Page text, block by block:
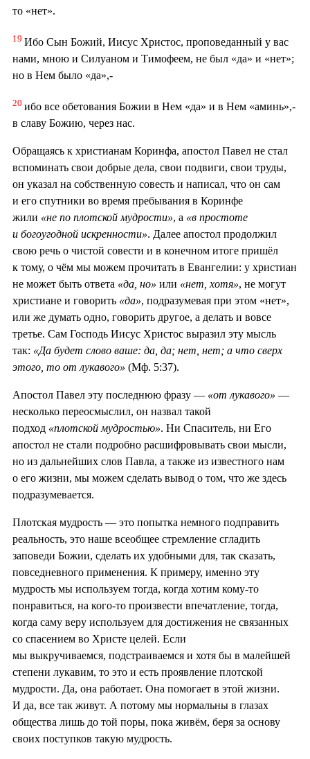
то «нет».
19 Ибо Сын Божий, Иисус Христос, проповеданный у вас
нами, мною и Силуаном и Тимофеем, не был «да» и «нет»;
но в Нем было «да»,-
20 ибо все обетования Божии в Нем «да» и в Нем «аминь»,-
в славу Божию, через нас.
Обращаясь к христианам Коринфа, апостол Павел не стал
вспоминать свои добрые дела, свои подвиги, свои труды,
он указал на собственную совесть и написал, что он сам
и его спутники во время пребывания в Коринфе
жили «не по плотской мудрости», а «в простоте
и богоугодной искренности». Далее апостол продолжил
свою речь о чистой совести и в конечном итоге пришёл
к тому, о чём мы можем прочитать в Евангелии: у христиан
не может быть ответа «да, но» или «нет, хотя», не могут
христиане и говорить «да», подразумевая при этом «нет»,
или же думать одно, говорить другое, а делать и вовсе
третье. Сам Господь Иисус Христос выразил эту мысль
так: «Да будет слово ваше: да, да; нет, нет; а что сверх
этого, то от лукавого» (Мф. 5:37).
Апостол Павел эту последнюю фразу — «от лукавого» —
несколько переосмыслил, он назвал такой
подход «плотской мудростью». Ни Спаситель, ни Его
апостол не стали подробно расшифровывать свои мысли,
но из дальнейших слов Павла, а также из известного нам
о его жизни, мы можем сделать вывод о том, что же здесь
подразумевается.
Плотская мудрость — это попытка немного подправить
реальность, это наше всеобщее стремление сгладить
заповеди Божии, сделать их удобными для, так сказать,
повседневного применения. К примеру, именно эту
мудрость мы используем тогда, когда хотим кому-то
понравиться, на кого-то произвести впечатление, тогда,
когда саму веру используем для достижения не связанных
со спасением во Христе целей. Если
мы выкручиваемся, подстраиваемся и хотя бы в малейшей
степени лукавим, то это и есть проявление плотской
мудрости. Да, она работает. Она помогает в этой жизни.
И да, все так живут. А потому мы нормальны в глазах
общества лишь до той поры, пока живём, беря за основу
своих поступков такую мудрость.